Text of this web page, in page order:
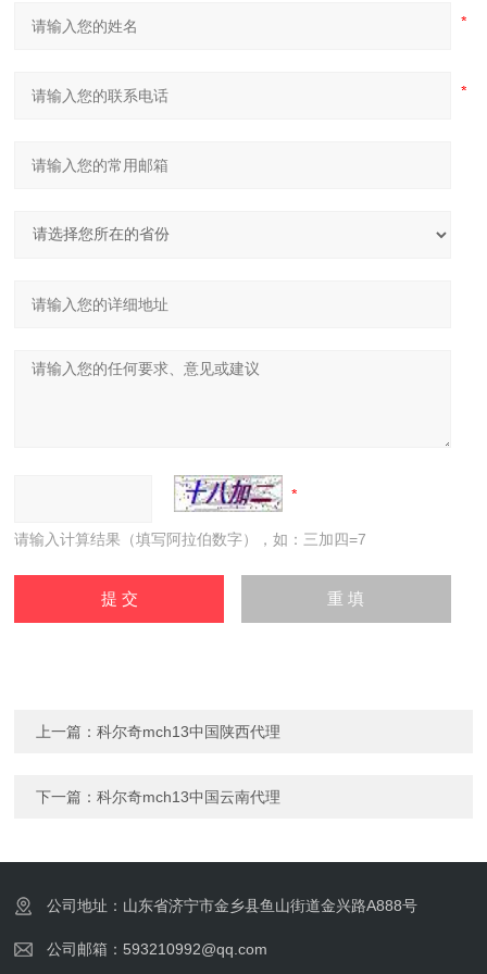
请输入计算结果（填写阿拉伯数字），如：三加四=7
上一篇：科尔奇mch13中国陕西代理
下一篇：科尔奇mch13中国云南代理
公司地址：山东省济宁市金乡县鱼山街道金兴路A888号
公司邮箱：593210992@qq.com